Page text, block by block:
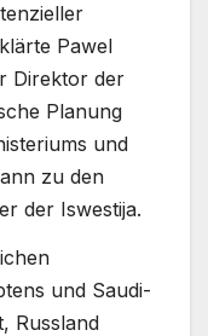
Pawel
Direktor der
Planung
und
zu den
der Iswestija.
und Saudi-
Russland